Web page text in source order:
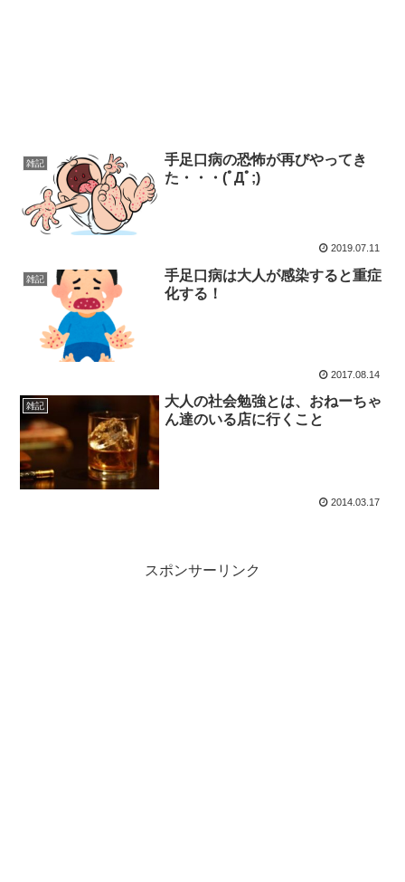
雑記
手足口病の恐怖が再びやってき
た・・・(ﾟДﾟ;)
2019.07.11
雑記
手足口病は大人が感染すると重症
化する！
2017.08.14
雑記
大人の社会勉強とは、おねーちゃ
ん達のいる店に行くこと
2014.03.17
スポンサーリンク